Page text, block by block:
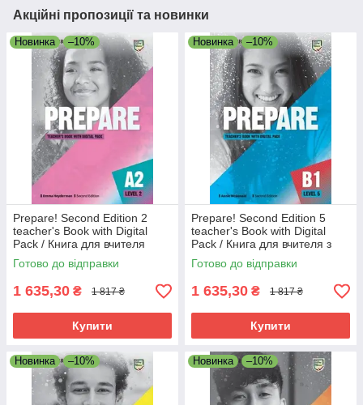
Акційні пропозиції та новинки
Новинка –10%
Prepare! Second Edition 2
teacher's Book with Digital
Pack / Книга для вчителя
Готово до відправки
1 635,30 ₴ 1 817 ₴
Купити
Новинка –10%
Prepare! Second Edition 5
teacher's Book with Digital
Pack / Книга для вчителя з
онлайн ресурсами
Готово до відправки
1 635,30 ₴ 1 817 ₴
Купити
Новинка –10% Новинка –10%